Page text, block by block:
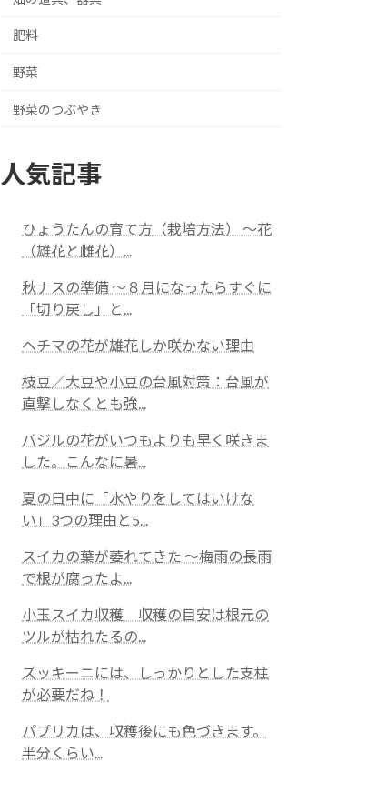
肥料
野菜
野菜のつぶやき
人気記事
ひょうたんの育て方（栽培方法） ～花
（雄花と雌花）...
秋ナスの準備 ～８月になったらすぐに
「切り戻し」と...
ヘチマの花が雄花しか咲かない理由
枝豆／大豆や小豆の台風対策：台風が
直撃しなくとも強...
バジルの花がいつもよりも早く咲きま
した。こんなに暑...
夏の日中に「水やりをしてはいけな
い」3つの理由と5...
スイカの葉が萎れてきた 〜梅雨の長雨
で根が腐ったよ...
小玉スイカ収穫 収穫の目安は根元の
ツルが枯れたるの...
ズッキーニには、しっかりとした支柱
が必要だね！
パプリカは、収穫後にも色づきます。
半分くらい...